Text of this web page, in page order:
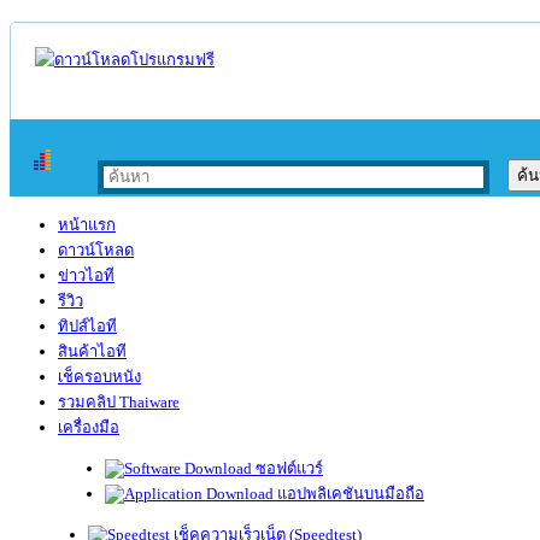
หน้าแรก
ดาวน์โหลด
ข่าวไอที
รีวิว
ทิปส์ไอที
สินค้าไอที
เช็ครอบหนัง
รวมคลิป Thaiware
เครื่องมือ
ซอฟต์แวร์
แอปพลิเคชันบนมือถือ
เช็คความเร็วเน็ต (Speedtest)